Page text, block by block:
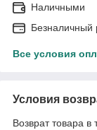
Наличными
Безналичный
Все условия
Условия
Возврат товара в